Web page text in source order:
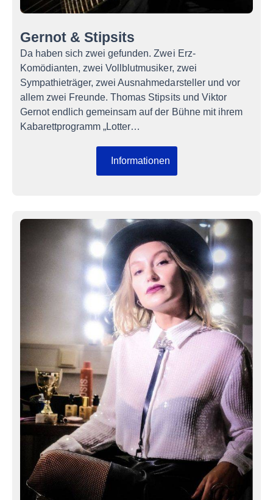
Gernot & Stipsits
Da haben sich zwei gefunden. Zwei Erz-
Komödianten, zwei Vollblutmusiker, zwei
Sympathieträger, zwei Ausnahmedarsteller und vor
allem zwei Freunde. Thomas Stipsits und Viktor
Gernot endlich gemeinsam auf der Bühne mit ihrem
Kabarettprogramm „Lotter…
Informationen